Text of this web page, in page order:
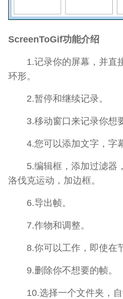
ScreenToGif功能介绍
1.记录你的屏幕，并直
环形。
2.暂停和继续记录。
3.移动窗口来记录你想要
4.您可以添加文字，字幕
5.编辑框，添加过滤器
洛伐克运动，加边框。
6.导出帧。
7.作物和调整。
8.你可以工作，即使在节
9.删除你不想要的帧。
10.选择一个文件夹，自